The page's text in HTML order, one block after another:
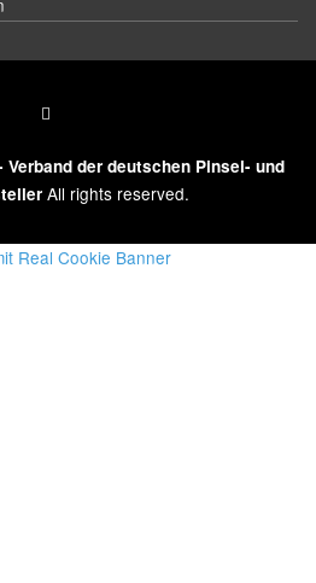
Verband der deutschen Pinsel- und
All rights reserved.
Real Cookie Banner